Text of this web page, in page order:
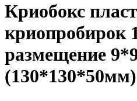
Криобокс
криопробирок
размещение
(130*130*50мм)